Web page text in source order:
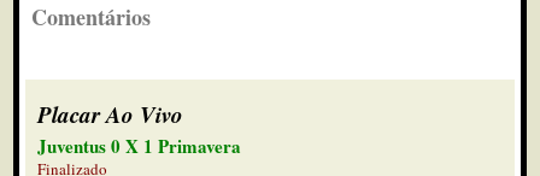
Comentários
Placar Ao Vivo
Juventus 0 X 1 Primavera
Finalizado